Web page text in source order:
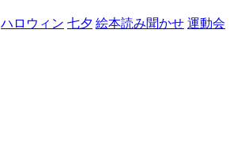
ハロウィン 七夕 絵本読み聞かせ 運動会